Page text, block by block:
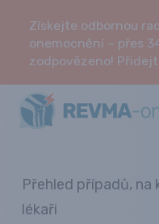
Získejte odbornou
onemocnění – přes
zodpovězeno!
Přehled případů, na
lékaři